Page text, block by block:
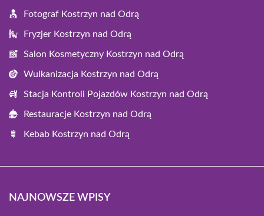
Fotograf Kostrzyn nad Odrą
Fryzjer Kostrzyn nad Odrą
Salon Kosmetyczny Kostrzyn nad Odrą
Wulkanizacja Kostrzyn nad Odrą
Stacja Kontroli Pojazdów Kostrzyn nad Odrą
Restauracje Kostrzyn nad Odrą
Kebab Kostrzyn nad Odrą
NAJNOWSZE WPISY